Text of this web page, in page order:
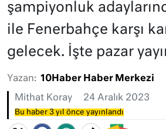
şampiyonluk
ile Fenerbahçe karşı
gelecek. İşte pazar
Yazan: 10Haber Haber Merkezi
Mithat Koray 24 Aralık 2023
Bu haber 3 yıl önce yayınlandı